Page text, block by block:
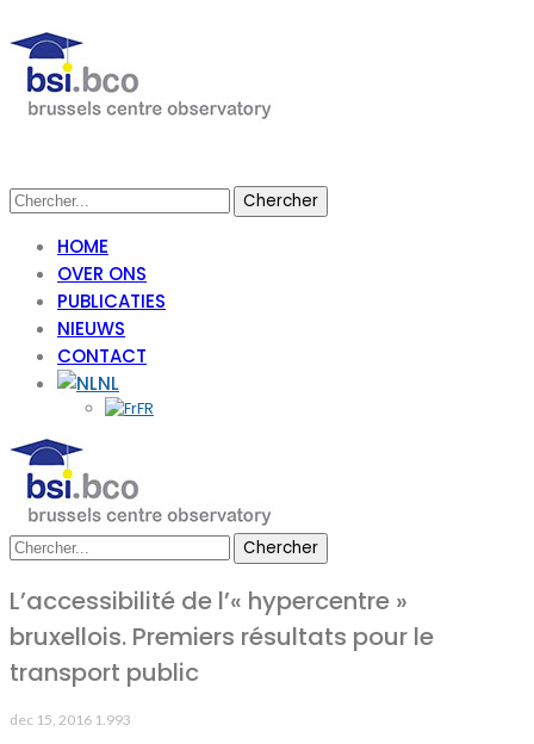
HOME
OVER ONS
PUBLICATIES
NIEUWS
CONTACT
NL
FR
L’accessibilité de l’« hypercentre »
bruxellois. Premiers résultats pour le
transport public
dec 15, 2016 1.993